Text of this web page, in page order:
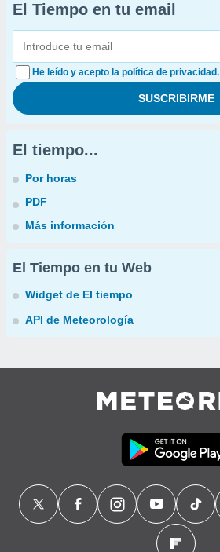
El Tiempo en tu email
He leído y acepto la política de privacidad.
El tiempo...
Por horas
PDF
Más información
El Tiempo en tu Web
Widget de El tiempo
API de Meteorología